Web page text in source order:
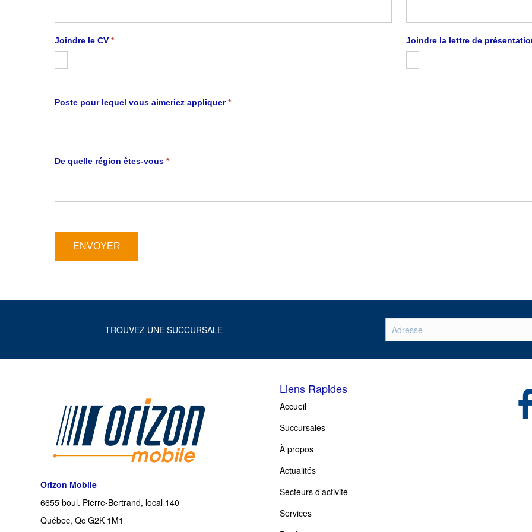
Joindre le CV * Joindre la lettre de
Poste pour lequel vous aimeriez appliquer*
De quelle région êtes-vous *
ENVOYER
TROUVEZ UNE SUCCURSALE
Orizon Mobile
6655 boul. Pierre-Bertrand, local 140
Québec, Qc G2K 1M1
Liens Rapides
Accueil
Succursales
À propos
Actualités
Secteurs d’activité
Services